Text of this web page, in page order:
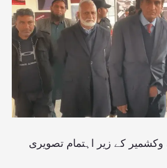
کے زیر اہتمام تصویری